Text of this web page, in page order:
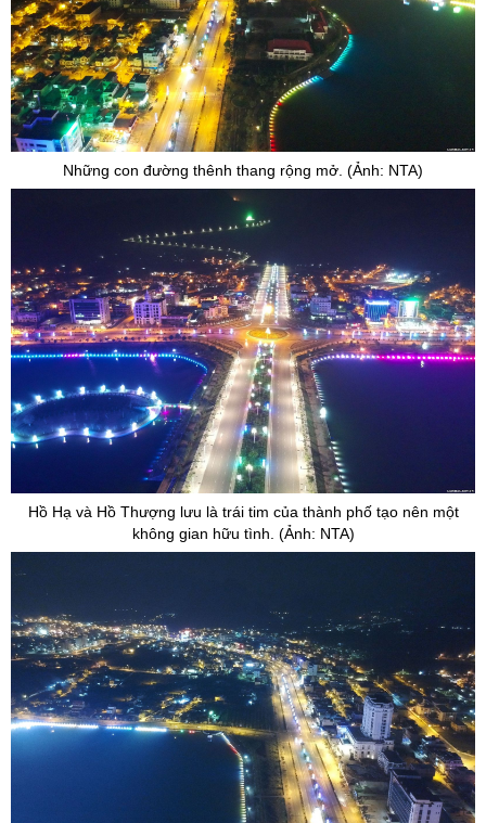
Những con đường thênh thang rộng mở. (Ảnh: NTA)
Hồ Hạ và Hồ Thượng lưu là trái tim của thành phố tạo nên một
không gian hữu tình. (Ảnh: NTA)